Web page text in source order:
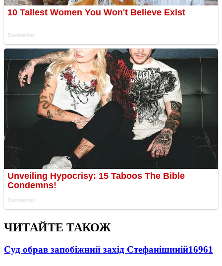
ЧИТАЙТЕ ТАКОЖ
Суд обрав запобіжний захід Стефанішиній16961